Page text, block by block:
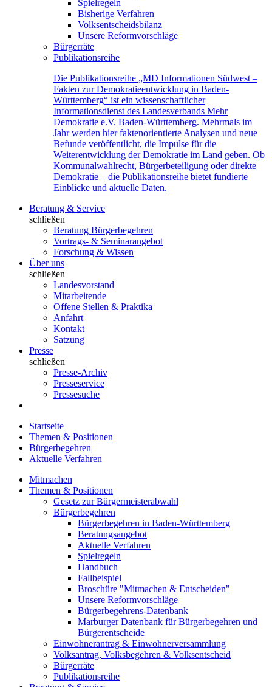
Spielregeln
Bisherige Verfahren
Volksentscheidsbilanz
Unsere Reformvorschläge
Bürgerräte
Publikationsreihe
Die Publikationsreihe „MD Informationen Südwest –
Fakten zur Demokratieentwicklung in Baden-
Württemberg“ ist ein wissenschaftlicher
Informationsdienst des Landesverbands Mehr
Demokratie e.V. Baden-Württemberg. Mehrmals im
Jahr werden hier faktenorientierte Analysen und neue
Befunde veröffentlicht, die Impulse für die
Weiterentwicklung der Demokratie im Land geben. Ob
Kommunalwahlrecht, Bürgerbeteiligung oder direkte
Demokratie – die Publikationsreihe bietet fundierte
Einblicke und aktuelle Daten.
Beratung & Service
schließen
Beratung Bürgerbegehren
Vortrags- & Seminarangebot
Forschung & Wissen
Über uns
schließen
Landesvorstand
Mitarbeitende
Offene Stellen & Praktika
Anfahrt
Kontakt
Satzung
Presse
schließen
Presse-Archiv
Presseservice
Pressesuche
Startseite
Themen & Positionen
Bürgerbegehren
Aktuelle Verfahren
Mitmachen
Themen & Positionen
Gesetz zur Bürgermeisterabwahl
Bürgerbegehren
Bürgerbegehren in Baden-Württemberg
Beratungsangebot
Aktuelle Verfahren
Spielregeln
Handbuch
Fallbeispiel
Broschüre "Mitmachen & Entscheiden"
Unsere Reformvorschläge
Bürgerbegehrens-Datenbank
Marburger Datenbank für Bürgerbegehren und
Bürgerentscheide
Einwohnerantrag & Einwohnerversammlung
Volksantrag, Volksbegehren & Volksentscheid
Bürgerräte
Publikationsreihe